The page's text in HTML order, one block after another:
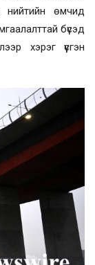
нийтийн өмчид
бүсэд
хэрэг үүсгэн